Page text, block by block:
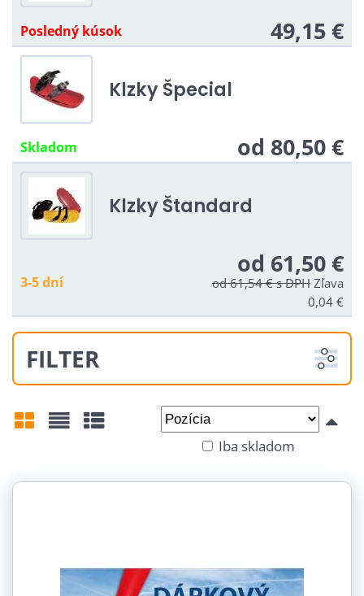
Posledný kúsok 49,15 €
Klzky Špecial
Skladom od 80,50 €
Klzky Štandard
3-5 dní
od 61,50 €
od 61,54 €s DPHZľava
0,04 €
FILTER
Veľkosť:
Farba:
Iba skladom